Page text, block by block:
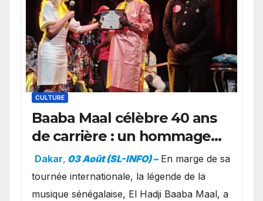
CULTURE
Baaba Maal célèbre 40 ans
de carrière : un hommage
exceptionnel à Oslo en
présence de la famille
royale.
Dakar, 03 Août (SL-INFO) – ​En marge de sa
tournée internationale, la légende de la
musique sénégalaise, El Hadji Baaba Maal, a